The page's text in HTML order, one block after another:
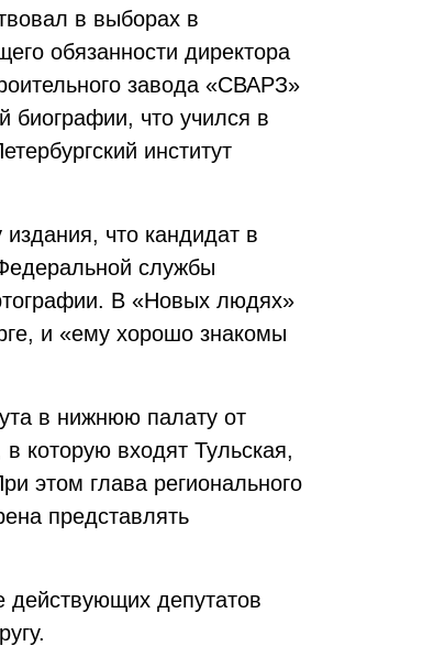
в выборах в
обязанности директора
завода «СВАРЗ»
биографии, что учился в
институт
что кандидат в
службы
В «Новых людях»
и «ему хорошо знакомы
в нижнюю палату от
которую входят Тульская,
этом глава регионального
представлять
депутатов